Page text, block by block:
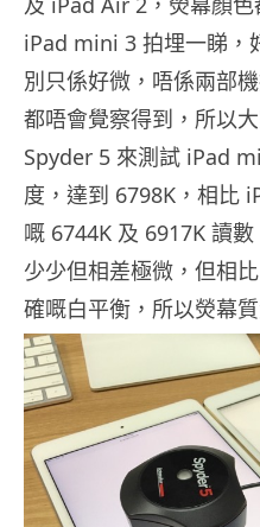
iPad mini 3 拍埋一睇，
別只係好微，唔係兩部
都唔會覺察得到，所以
Spyder 5 來測試 iPad
度，達到 6798K，相比
嘅 6744K 及 6917K 讀
少少但相差極微，但相
確嘅白平衡，所以熒幕